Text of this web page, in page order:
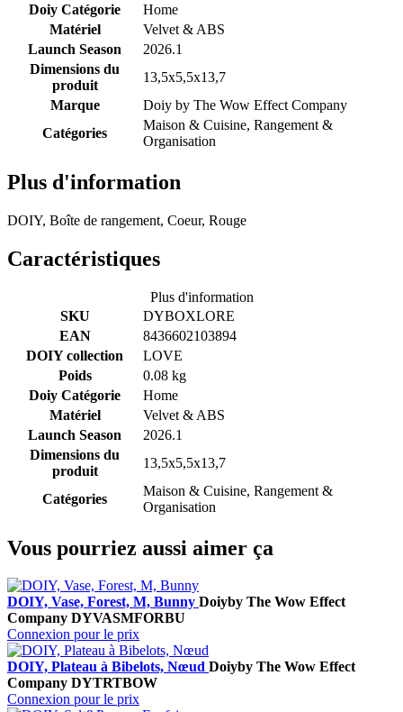
Doiy Catégorie
Home
Matériel
Velvet & ABS
Launch Season
2026.1
Dimensions du
produit
13,5x5,5x13,7
Marque
Doiy by The Wow Effect Company
Catégories
Maison & Cuisine, Rangement &
Organisation
Plus d'information
DOIY, Boîte de rangement, Coeur, Rouge
Caractéristiques
Plus d'information
SKU
DYBOXLORE
EAN
8436602103894
DOIY collection
LOVE
Poids
0.08 kg
Doiy Catégorie
Home
Matériel
Velvet & ABS
Launch Season
2026.1
Dimensions du
produit
13,5x5,5x13,7
Catégories
Maison & Cuisine, Rangement &
Organisation
Vous pourriez aussi aimer ça
DOIY, Vase, Forest, M, Bunny Doiyby The Wow Effect
Company DYVASMFORBU
Connexion pour le prix
DOIY, Plateau à Bibelots, Nœud Doiyby The Wow Effect
Company DYTRTBOW
Connexion pour le prix